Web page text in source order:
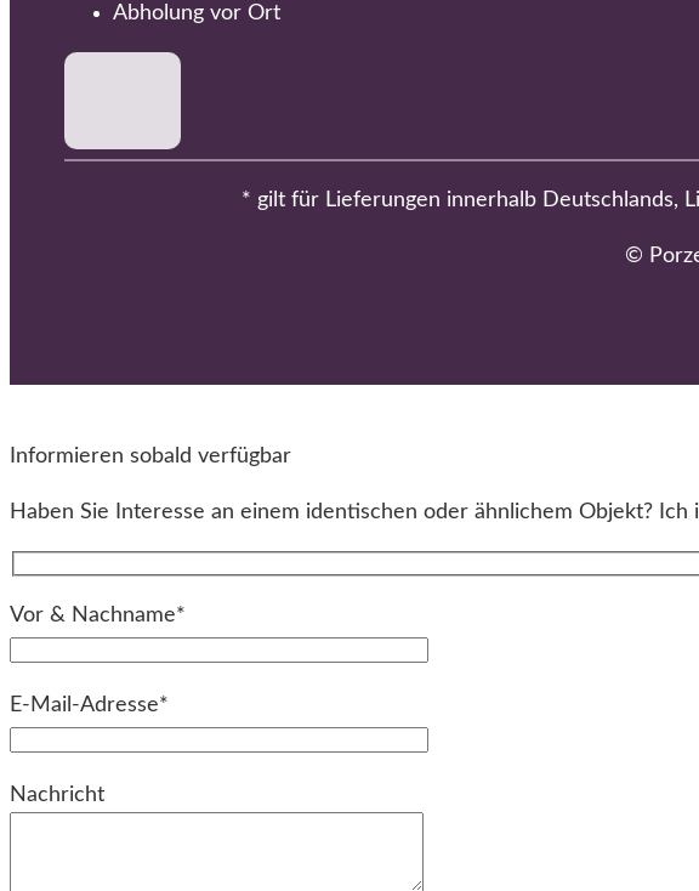
Abholung vor Ort
* gilt für Lieferungen innerhalb Deutschlands,
©
Informieren sobald verfügbar
Haben Sie Interesse an einem identischen oder ähnlichem Objekt?
Vor & Nachname*
E-Mail-Adresse*
Nachricht